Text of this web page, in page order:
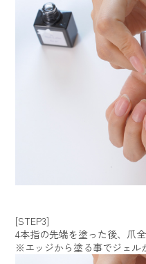
[STEP3]
4本指の先端を塗った後、爪
※エッジから塗る事でジェル